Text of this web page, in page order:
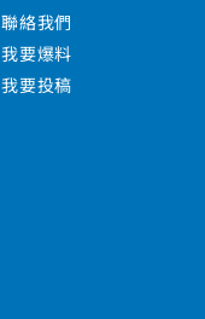
聯絡我們
我要爆料
我要投稿